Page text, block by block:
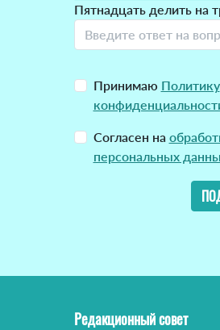
Пятнадцать делить на
Принимаю Политику
Согласен на
персональных
Редакционный совет